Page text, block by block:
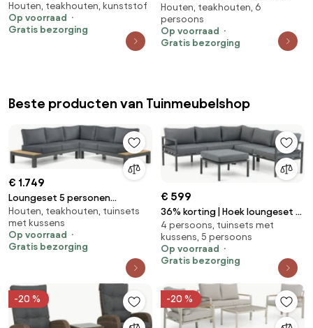
Kunststof Wit Lifestyle Garden
Furniture Salina/Talai
Houten, teakhouten, kunststof
Op voorraad
Gratis bezorging
Aluminium/textileen Taupe
Osmen Joliet/Bristol
Houten, teakhouten, 6
persoons
Op voorraad
Gratis bezorging
Beste producten van Tuinmeubelshop
€ 1.749
Loungeset 5 personen
Aluminium/Teak Grijs Lifestyle
Garden Furniture Vittoria
Houten, teakhouten, tuinsets
met kussens
Op voorraad
Gratis bezorging
€ 599
36% korting | Hoek loungeset 5
personen Aluminium Grijs
Lifestyle Garden Furniture
Altino
4 persoons, tuinsets met
kussens, 5 persoons
Op voorraad
Gratis bezorging
-20 % -20 %